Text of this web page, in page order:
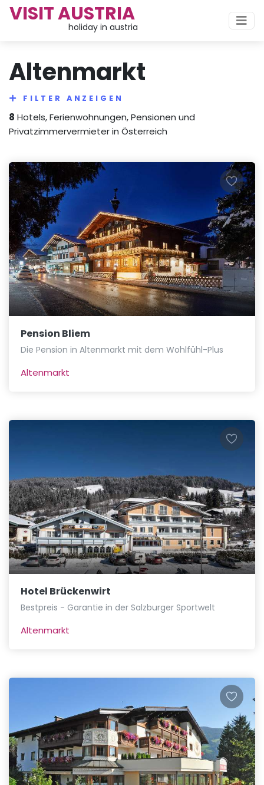
VISIT AUSTRIA
holiday in austria
Altenmarkt
FILTER ANZEIGEN
8 Hotels, Ferienwohnungen, Pensionen und
Privatzimmervermieter in Österreich
Pension Bliem
Die Pension in Altenmarkt mit dem Wohlfühl-Plus
Altenmarkt
Hotel Brückenwirt
Bestpreis - Garantie in der Salzburger Sportwelt
Altenmarkt